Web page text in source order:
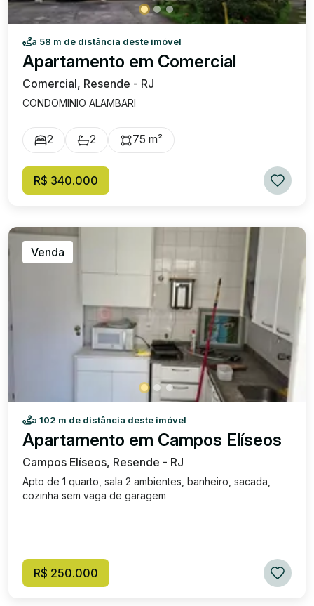
a 58 m de distância deste imóvel
Apartamento em Comercial
Comercial, Resende - RJ
CONDOMINIO ALAMBARI
2 2 75 m²
R$ 340.000
Venda
a 102 m de distância deste imóvel
Apartamento em Campos Elíseos
Campos Elíseos, Resende - RJ
Apto de 1 quarto, sala 2 ambientes, banheiro, sacada,
cozinha sem vaga de garagem
R$ 250.000